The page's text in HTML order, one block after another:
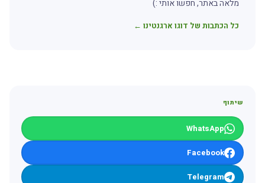
מלאה באתר, חפשו אותי :)
כל הכתבות של דוגו ארגנטינו ←
שיתוף
WhatsApp
Facebook
Telegram